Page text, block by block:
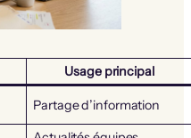
Usage principal
Partage d’information